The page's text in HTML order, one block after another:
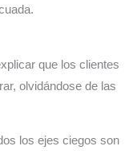
que los clientes
olvidándose de las
los ejes ciegos son